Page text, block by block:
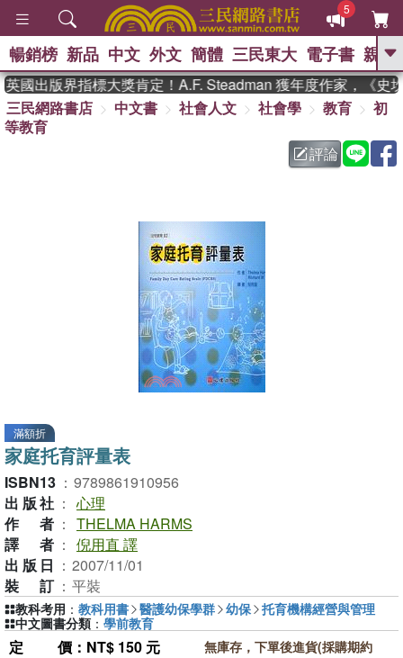
5
GO
熱搜： 東野圭吾 、 高希均教授回憶錄
方念華 、 台灣的
數學女孩：黎曼猜想
暢銷榜 新品 中文 外文 簡體 三民東大 電子書 親子
國出版界指標大獎肯定！A.F. Steadman 獲年度作家，《史坎
三民網路書店
中文書 社會人文 社會學 教育
初
等教育
評論
滿額折
家庭托育評量表
ISBN13 ： 9789861910956
出版社 ： 心理
作者 ： THELMA HARMS
譯者 ： 倪用直 譯
出版日 ： 2007/11/01
裝訂 ： 平裝
定價 ：NT$ 150 元
無庫存，下單後進貨(採購期約
教科考用 ： 教科用書 醫護幼保學群 幼保 托育機構經營與管理
中文圖書分類 ： 學前教育